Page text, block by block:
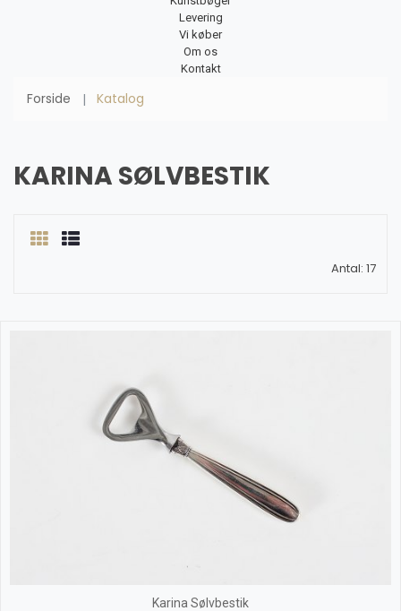
Levering
Vi køber
Om os
Kontakt
Forside Katalog
KARINA SØLVBESTIK
Antal: 17
Karina Sølvbestik